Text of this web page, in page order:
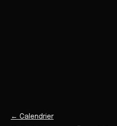
← Calendrier